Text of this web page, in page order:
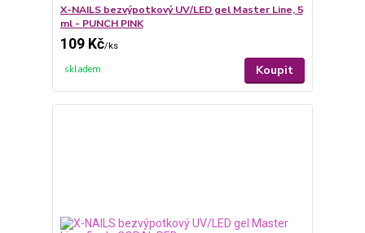
X-NAILS bezvýpotkový UV/LED gel Master Line, 5
ml - PUNCH PINK
109 Kč/ks
skladem Koupit